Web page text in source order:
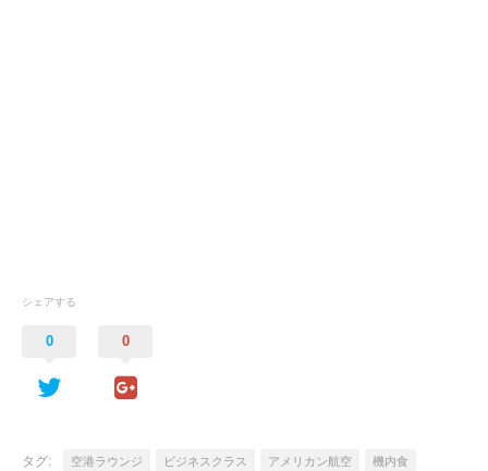
シェアする
0 0
タグ: 空港ラウンジ ビジネスクラス アメリカン航空 機内食